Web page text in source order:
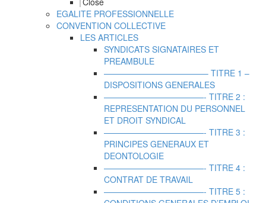
EGALITE PROFESSIONNELLE
CONVENTION COLLECTIVE
LES ARTICLES
SYNDICATS SIGNATAIRES ET
PREAMBULE
————————————– TITRE 1 –
DISPOSITIONS GENERALES
————————————- TITRE 2 :
REPRESENTATION DU PERSONNEL
ET DROIT SYNDICAL
————————————- TITRE 3 :
PRINCIPES GENERAUX ET
DEONTOLOGIE
————————————- TITRE 4 :
CONTRAT DE TRAVAIL
————————————- TITRE 5 :